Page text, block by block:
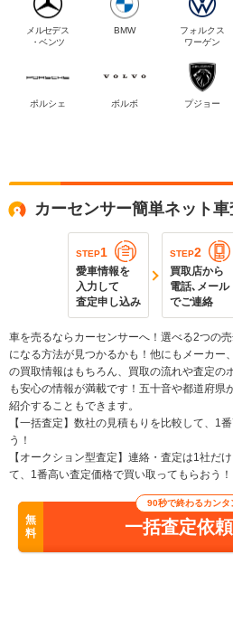
メルセデス
・ベンツ
BMW
フォルクス
ワーゲン
ポルシェ ボルボ プジョー
カーセンサー簡単ネット
STEP1
愛車情報を
入力して
査定申し込み
STEP2
買取店から
電話､メール
でご連絡
車を売るならカーセンサーへ！選べる2つの
になる方法が見つかるかも！他にもメーカー
の買取情報はもちろん、買取の流れや査定の
も安心の情報が満載です！五十音や都道府県
紹介することもできます。
【一括査定】数社の見積もりを比較して、1
う！
【オークション型査定】連絡・査定は1社だ
て、1番高い査定価格で買い取ってもらおう！
無
料
90秒で終わるカンタ
一括査定依